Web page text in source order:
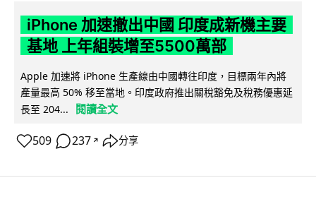
iPhone 加速撤出中國 印度成新機主要
基地 上年組裝增至5500萬部
Apple 加速將 iPhone 生產線由中國轉往印度，目標兩年內將
產量最高 50% 移至當地。印度政府推出關稅豁免及稅務優惠延
長至 204...
閱讀全文
509 237 ↗ 分享